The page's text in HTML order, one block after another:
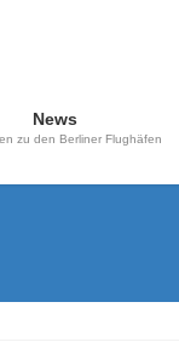
News
zu den Berliner Flughäfen